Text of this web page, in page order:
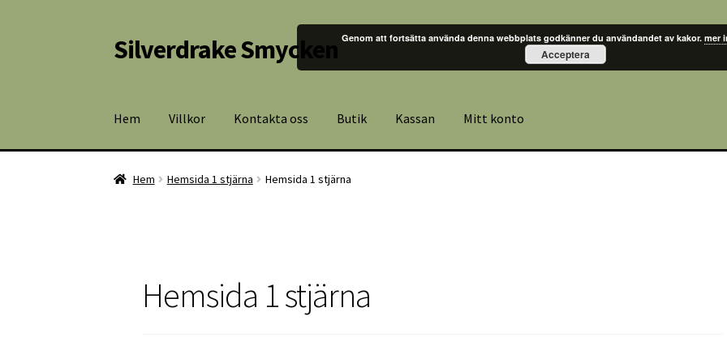
Hoppa
till
Hoppa
till
Silverdrake Smycken
Hem Villkor Kontakta oss Butik Kassan Mitt konto
Hem Hemsida 1 stjärna Hemsida 1 stjärna
Hemsida 1 stjärna
Genom att fortsätta använda denna webbplats godkänner du användandet av kakor. mer
Acceptera